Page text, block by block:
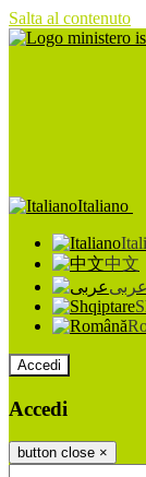
Salta al contenuto
Italiano
中文
عربى
Accedi
Accedi
button close ×